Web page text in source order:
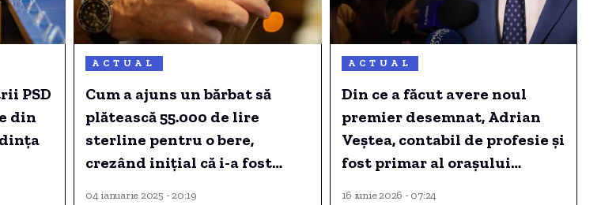
PSD
din
ACTUAL
Cum a ajuns un bărbat să
plătească 55.000 de lire
sterline pentru o bere,
crezând inițial că i-a fost
04 ianuarie 2025 - 20:19
ACTUAL
Din ce a făcut avere noul
premier desemnat, Adrian
Veștea, contabil de profesie și
fost primar al orașului
16 iunie 2026 - 07:24